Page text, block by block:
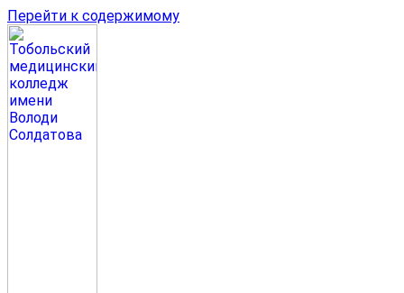
Перейти к содержимому